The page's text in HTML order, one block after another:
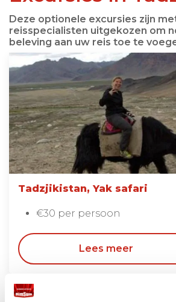
Deze optionele excursies zijn
reisspecialisten uitgekozen om
beleving aan uw reis toe te
Tadzjikistan, Yak safari
€30 per persoon
Lees meer